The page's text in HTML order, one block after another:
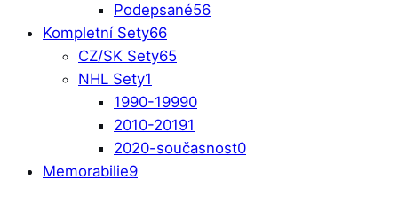
Podepsané56
Kompletní Sety66
CZ/SK Sety65
NHL Sety1
1990-19990
2010-20191
2020-současnost0
Memorabilie9